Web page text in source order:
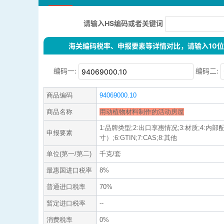
请输入HS编码或者关键词
海关编码税率、申报要素等详情对比，请输入10
编码一: 编码二:
商品编码 94069000.10
商品名称 用动植物材料制作的活动房屋
申报要素
1:品牌类型;2:出口享惠情况;3:材质;4:内部
寸）;6:GTIN;7:CAS;8:其他
单位(第一/第二) 千克/套
最惠国进口税率 8%
普通进口税率 70%
暂定进口税率 --
消费税率 0%